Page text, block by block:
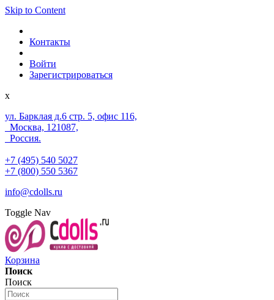
Skip to Content
Контакты
Войти
Зарегистрироваться
x
ул. Барклая д.6 стр. 5, офис 116,
Москва, 121087,
Россия.
+7 (495) 540 5027
+7 (800) 550 5367
info@cdolls.ru
Toggle Nav
Корзина
Поиск
Поиск